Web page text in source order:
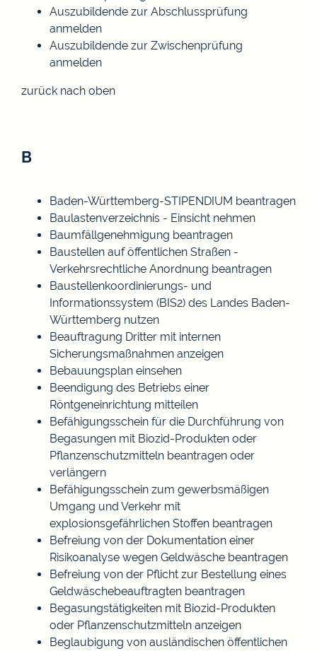
Auszubildende zur Abschlussprüfung
anmelden
Auszubildende zur Zwischenprüfung
anmelden
zurück nach oben
B
Baden-Württemberg-STIPENDIUM beantragen
Baulastenverzeichnis - Einsicht nehmen
Baumfällgenehmigung beantragen
Baustellen auf öffentlichen Straßen -
Verkehrsrechtliche Anordnung beantragen
Baustellenkoordinierungs- und
Informationssystem (BIS2) des Landes Baden-
Württemberg nutzen
Beauftragung Dritter mit internen
Sicherungsmaßnahmen anzeigen
Bebauungsplan einsehen
Beendigung des Betriebs einer
Röntgeneinrichtung mitteilen
Befähigungsschein für die Durchführung von
Begasungen mit Biozid-Produkten oder
Pflanzenschutzmitteln beantragen oder
verlängern
Befähigungsschein zum gewerbsmäßigen
Umgang und Verkehr mit
explosionsgefährlichen Stoffen beantragen
Befreiung von der Dokumentation einer
Risikoanalyse wegen Geldwäsche beantragen
Befreiung von der Pflicht zur Bestellung eines
Geldwäschebeauftragten beantragen
Begasungstätigkeiten mit Biozid-Produkten
oder Pflanzenschutzmitteln anzeigen
Beglaubigung von ausländischen öffentlichen